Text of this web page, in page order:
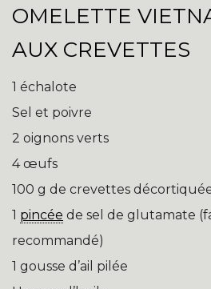
OMELETTE
AUX CREVETTES
1 échalote
Sel et poivre
2 oignons verts
4 œufs
100 g de crevettes
1 pincée de sel de glutamate
recommandé)
1 gousse d’ail pilée